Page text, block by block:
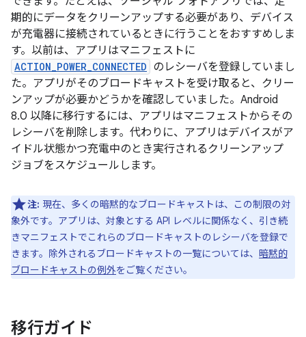
期的にデータをクリーンアップする必要があり、デバイス
が充電器に接続されているときに行うことをおすすめしま
す。以前は、アプリはマニフェストに
ACTION_POWER_CONNECTED のレシーバを登録していまし
た。アプリがそのブロードキャストを受け取ると、クリー
ンアップが必要かどうかを確認していました。Android
8.0 以降に移行するには、アプリはマニフェストからその
レシーバを削除します。代わりに、アプリはデバイスがア
イドル状態かつ充電中のとき実行されるクリーンアップ
ジョブをスケジュールします。
注: 現在、多くの暗黙的なブロードキャストは、この制限の対
象外です。アプリは、対象とする API レベルに関係なく、引き続
きマニフェストでこれらのブロードキャストのレシーバを登録で
きます。除外されるブロードキャストの一覧については、 暗黙的
ブロードキャストの例外をご覧ください。
移行ガイド